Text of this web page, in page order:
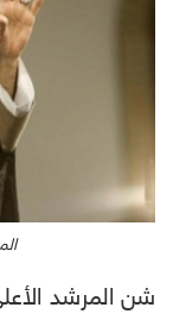
شن المرشد